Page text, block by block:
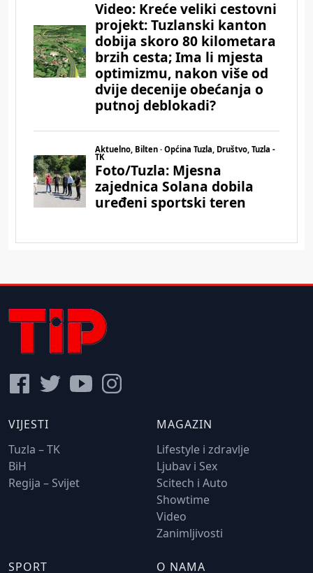
VIJESTI
Tuzla – TK
BiH
Regija – Svijet
MAGAZIN
Lifestyle i zdravlje
Ljubav i Sex
Scitech i Auto
Showtime
Video
Zanimljivosti
SPORT O NAMA